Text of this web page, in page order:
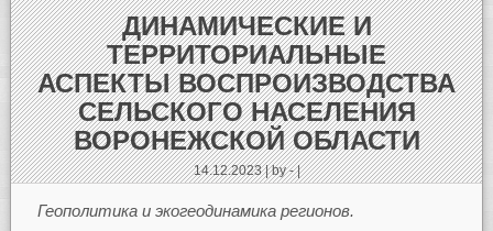
ДИНАМИЧЕСКИЕ И
ТЕРРИТОРИАЛЬНЫЕ
АСПЕКТЫ ВОСПРОИЗВОДСТВА
СЕЛЬСКОГО НАСЕЛЕНИЯ
ВОРОНЕЖСКОЙ ОБЛАСТИ
14.12.2023 | by - |
Геополитика и экогеодинамика регионов.